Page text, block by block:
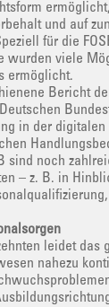
und auf
für die
wurden viele
ermöglicht.
Bericht
in der digitalen
sind noch
– z. B. in
leidet das
nahezu